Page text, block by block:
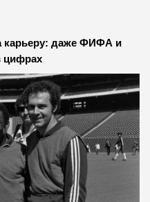
карьеру: даже ФИФА и
цифрах